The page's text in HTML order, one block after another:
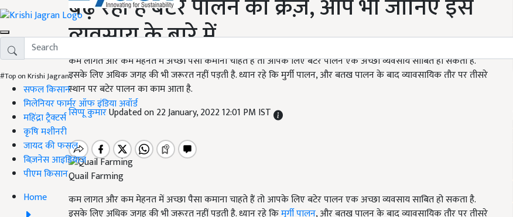
#Top on Krishi Jagran
सफल किसान
मिलेनियर फार्मर ऑफ इंडिया अवॉर्ड
महिंद्रा ट्रैक्टर्स
कृषि मशीनरी
जायद की फसल
बिज़नेस आइडियाज
पीएम किसान
Home
व्यवसाय के बारे में...
कम लागत और कम मेहनत में अच्छा पैसा कमाना चाहते हैं तो आपके लिए बटेर पालन एक अच्छा व्यवसाय साबित हो सकता है.
इसके लिए अधिक जगह की भी जरूरत नहीं पड़ती है. ध्यान रहे कि मुर्गी पालन, और बतख पालन के बाद व्यावसायिक तौर पर तीसरे
स्थान पर बटेर पालन का काम आता है.
सिप्पू कुमारUpdated on 22 January, 2022 12:01 PM IST
Quail Farming
कम लागत और कम मेहनत में अच्छा पैसा कमाना चाहते हैं तो आपके लिए बटेर पालन एक अच्छा व्यवसाय साबित हो सकता है.